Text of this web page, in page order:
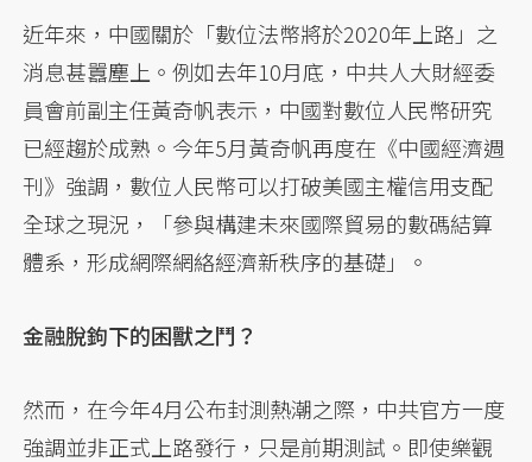
近年來，中國關於「數位法幣將於2020年上路」之
消息甚囂塵上。例如去年10月底，中共人大財經委
員會前副主任黃奇帆表示，中國對數位人民幣研究
已經趨於成熟。今年5月黃奇帆再度在《中國經濟週
刊》強調，數位人民幣可以打破美國主權信用支配
全球之現況，「參與構建未來國際貿易的數碼結算
體系，形成網際網絡經濟新秩序的基礎」。
金融脫鉤下的困獸之鬥？
然而，在今年4月公布封測熱潮之際，中共官方一度
強調並非正式上路發行，只是前期測試。即使樂觀